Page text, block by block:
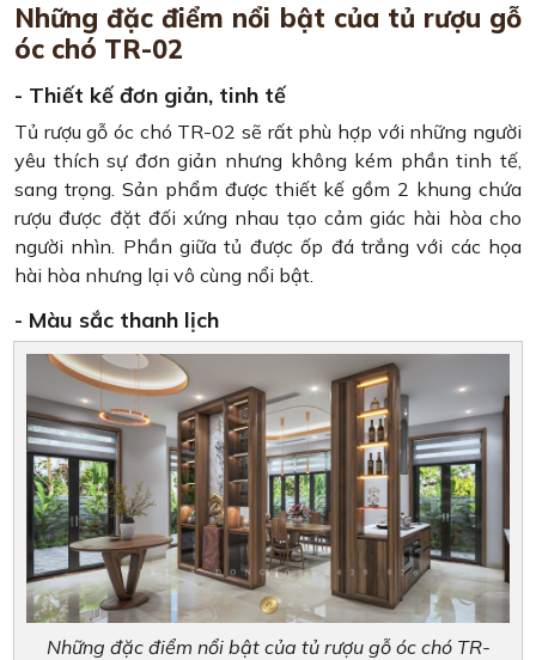
Những đặc điểm nổi bật của tủ rượu gỗ
óc chó TR-02
- Thiết kế đơn giản, tinh tế
Tủ rượu gỗ óc chó TR-02 sẽ rất phù hợp với những người
yêu thích sự đơn giản nhưng không kém phần tinh tế,
sang trọng. Sản phẩm được thiết kế gồm 2 khung chứa
rượu được đặt đối xứng nhau tạo cảm giác hài hòa cho
người nhìn. Phần giữa tủ được ốp đá trắng với các họa
hài hòa nhưng lại vô cùng nổi bật.
- Màu sắc thanh lịch
Những đặc điểm nổi bật của tủ rượu gỗ óc chó TR-